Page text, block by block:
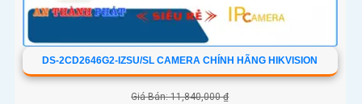
DS-2CD2646G2-IZSU/SL CAMERA CHÍNH HÃNG HIKVISION
Giá Bán: 11,840,000 ₫